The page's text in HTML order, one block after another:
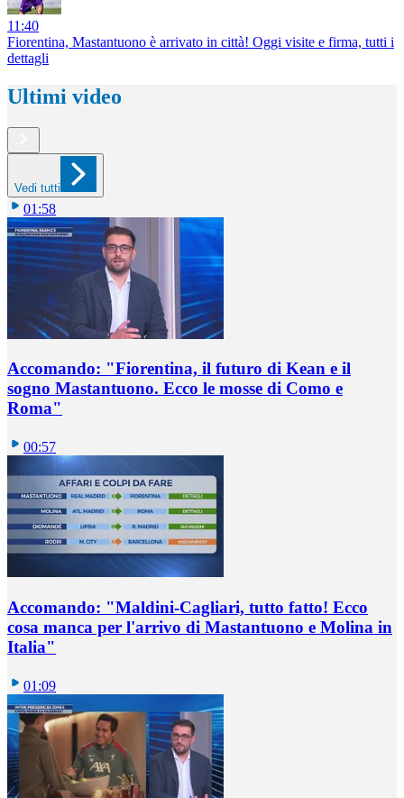
11:40
Fiorentina, Mastantuono è arrivato in città! Oggi visite e firma, tutti i
dettagli
Ultimi video
Vedi tutti
01:58
Accomando: "Fiorentina, il futuro di Kean e il
sogno Mastantuono. Ecco le mosse di Como e
Roma"
00:57
Accomando: "Maldini-Cagliari, tutto fatto! Ecco
cosa manca per l'arrivo di Mastantuono e Molina in
Italia"
01:09